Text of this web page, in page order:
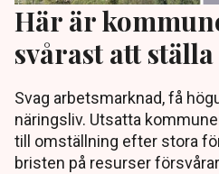
Här är
svårast att
Svag arbetsmarknad, få
näringsliv. Utsatta
till omställning efter stora
bristen på resurser